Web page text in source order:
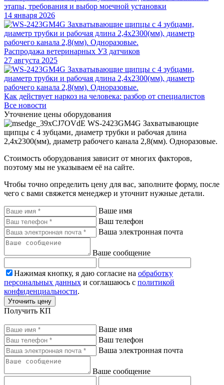
этапы, требования и выбор моечной установки
14 января 2026
Распродажа ветеринарных УЗ датчиков
27 августа 2025
Как действует наркоз на человека: разбор от специалистов
Все новости
Уточнение цены оборудования
WS-2423GM4G Захватывающие
щипцы с 4 зубцами, диаметр трубки и рабочая длина
2,4х2300(мм), диаметр рабочего канала 2,8(мм). Одноразовые.
Стоимость оборудования зависит от многих факторов,
поэтому мы не указываем её на сайте.
Чтобы точно определить цену для вас, заполните форму, после
чего с вами свяжется менеджер и уточнит нужные детали.
Ваше имя
Ваш телефон
Ваша электронная почта
Ваше сообщение
Нажимая кнопку, я даю согласие на обработку
персональных данных и соглашаюсь с политикой
конфиденциальности.
Уточнить цену
Получить КП
Ваше имя
Ваш телефон
Ваша электронная почта
Ваше сообщение